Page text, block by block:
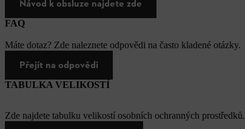
Návod k obsluze najdete zde
FAQ
Máte dotaz? Zde naleznete odpovědi na často kladené otázky.
Přejít na odpovědi
TABULKA VELIKOSTÍ
Zde najdete tabulku velikostí osobních ochranných prostředků.